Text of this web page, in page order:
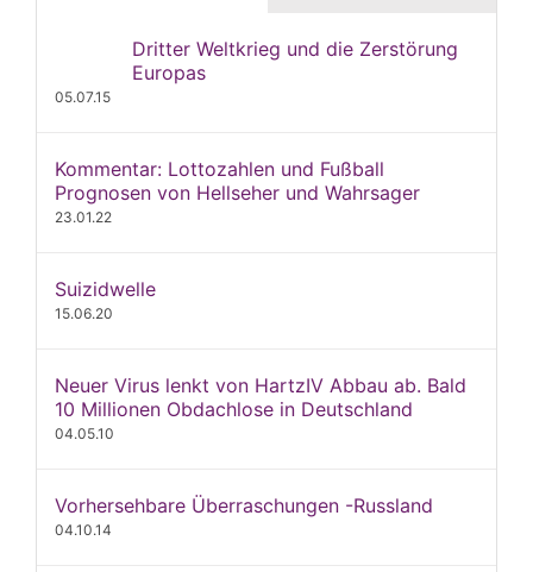
Dritter Weltkrieg und die Zerstörung
Europas
05.07.15
Kommentar: Lottozahlen und Fußball
Prognosen von Hellseher und Wahrsager
23.01.22
Suizidwelle
15.06.20
Neuer Virus lenkt von HartzIV Abbau ab. Bald
10 Millionen Obdachlose in Deutschland
04.05.10
Vorhersehbare Überraschungen -Russland
04.10.14